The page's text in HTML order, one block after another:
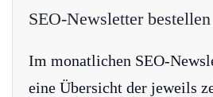
SEO-Newsletter bestellen
Im monatlichen SEO-
eine Übersicht der jeweils